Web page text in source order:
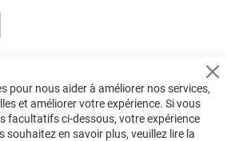
pour nous aider à améliorer nos services,
et améliorer votre expérience. Si vous
facultatifs ci-dessous, votre expérience
souhaitez en savoir plus, veuillez lire la